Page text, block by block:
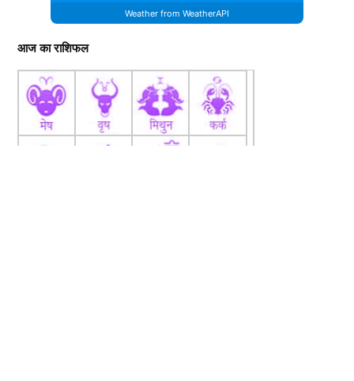
Weather from WeatherAPI
आज का राशिफल